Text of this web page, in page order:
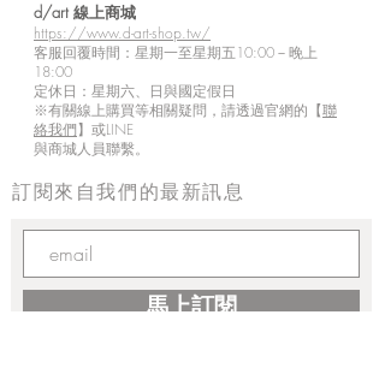
d/art 線上商城
https://www.d-art-shop.tw/
客服回覆時間：星期一至星期五10:00－晚上
18:00
定休日：星期六、日與國定假日
※有關線上購買等相關疑問，請透過官網的【聯
絡我們】或LINE
與商城人員聯繫。
訂閱來自我們的最新訊息
馬上訂閱